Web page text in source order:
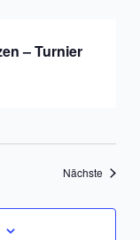
– Turnier
Nächste